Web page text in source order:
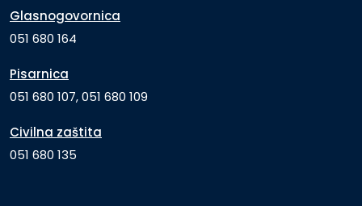
Glasnogovornica
051 680 164
Pisarnica
051 680 107, 051 680 109
Civilna zaštita
051 680 135